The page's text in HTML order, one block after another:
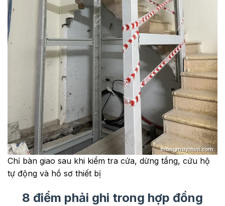
Chỉ bàn giao sau khi kiểm tra cửa, dừng tầng, cứu hộ
tự động và hồ sơ thiết bị
8 điểm phải ghi trong hợp đồng